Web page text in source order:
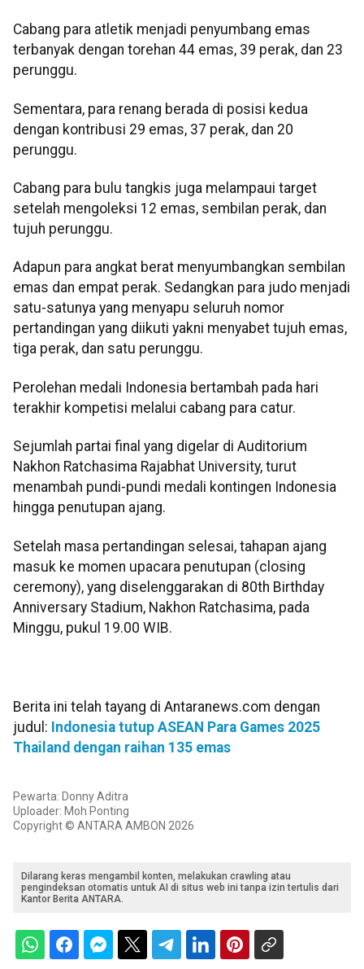
Cabang para atletik menjadi penyumbang emas
terbanyak dengan torehan 44 emas, 39 perak, dan 23
perunggu.
Sementara, para renang berada di posisi kedua
dengan kontribusi 29 emas, 37 perak, dan 20
perunggu.
Cabang para bulu tangkis juga melampaui target
setelah mengoleksi 12 emas, sembilan perak, dan
tujuh perunggu.
Adapun para angkat berat menyumbangkan sembilan
emas dan empat perak. Sedangkan para judo menjadi
satu-satunya yang menyapu seluruh nomor
pertandingan yang diikuti yakni menyabet tujuh emas,
tiga perak, dan satu perunggu.
Perolehan medali Indonesia bertambah pada hari
terakhir kompetisi melalui cabang para catur.
Sejumlah partai final yang digelar di Auditorium
Nakhon Ratchasima Rajabhat University, turut
menambah pundi-pundi medali kontingen Indonesia
hingga penutupan ajang.
Setelah masa pertandingan selesai, tahapan ajang
masuk ke momen upacara penutupan (closing
ceremony), yang diselenggarakan di 80th Birthday
Anniversary Stadium, Nakhon Ratchasima, pada
Minggu, pukul 19.00 WIB.
Berita ini telah tayang di Antaranews.com dengan
judul: Indonesia tutup ASEAN Para Games 2025
Thailand dengan raihan 135 emas
Pewarta: Donny Aditra
Uploader: Moh Ponting
Copyright © ANTARA AMBON 2026
Dilarang keras mengambil konten, melakukan crawling atau
pengindeksan otomatis untuk AI di situs web ini tanpa izin tertulis dari
Kantor Berita ANTARA.